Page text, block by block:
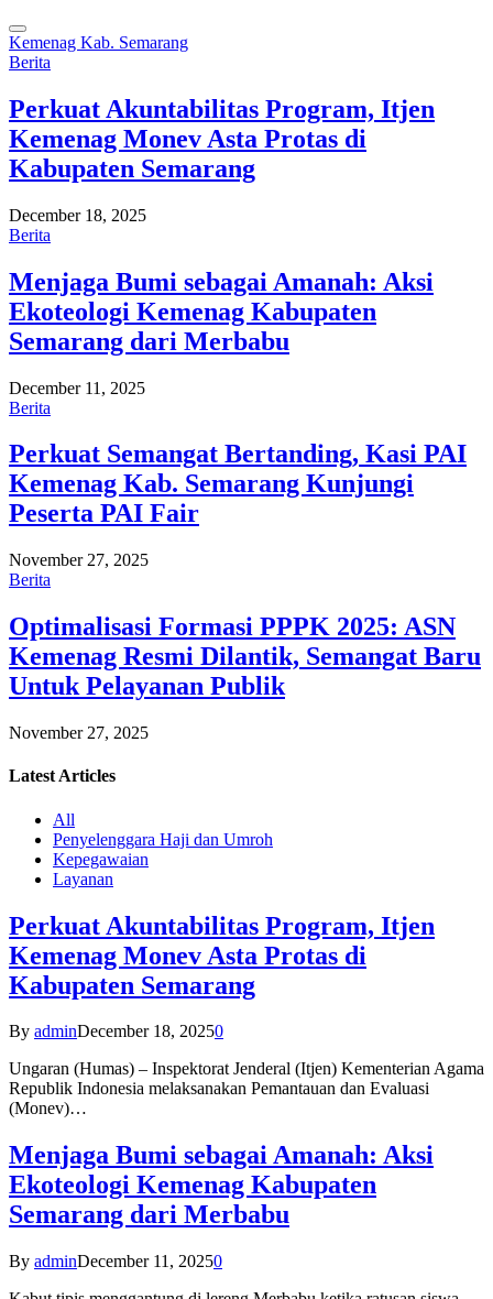
Kemenag Kab. Semarang
Berita
Perkuat Akuntabilitas Program, Itjen
Kemenag Monev Asta Protas di
Kabupaten Semarang
December 18, 2025
Berita
Menjaga Bumi sebagai Amanah: Aksi
Ekoteologi Kemenag Kabupaten
Semarang dari Merbabu
December 11, 2025
Berita
Perkuat Semangat Bertanding, Kasi PAI
Kemenag Kab. Semarang Kunjungi
Peserta PAI Fair
November 27, 2025
Berita
Optimalisasi Formasi PPPK 2025: ASN
Kemenag Resmi Dilantik, Semangat Baru
Untuk Pelayanan Publik
November 27, 2025
Latest Articles
All
Penyelenggara Haji dan Umroh
Kepegawaian
Layanan
Perkuat Akuntabilitas Program, Itjen
Kemenag Monev Asta Protas di
Kabupaten Semarang
By adminDecember 18, 20250
Ungaran (Humas) – Inspektorat Jenderal (Itjen) Kementerian Agama
Republik Indonesia melaksanakan Pemantauan dan Evaluasi
(Monev)…
Menjaga Bumi sebagai Amanah: Aksi
Ekoteologi Kemenag Kabupaten
Semarang dari Merbabu
By adminDecember 11, 20250